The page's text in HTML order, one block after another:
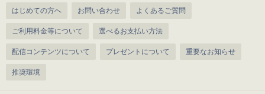
はじめての方へ お問い合わせ よくあるご質問
ご利用料金等について 選べるお支払い方法
配信コンテンツについて プレゼントについて 重要なお知らせ
推奨環境